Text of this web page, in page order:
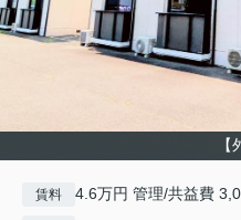
【
賃料 4.6万円 管理/共益費